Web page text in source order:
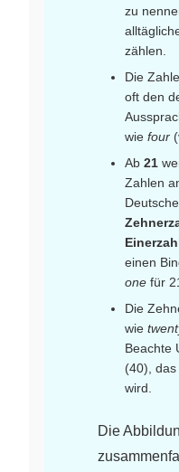
zu
zählen.
Die
oft den
wie four
Ab 21
Zahlen
einen
one für
Die
wie
Beachte
(40), das
wird.
Die